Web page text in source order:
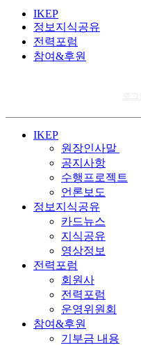
IKEP
정보지식공유
전력포럼
참여&후원
IKEP
원장인사말
공지사항
수행프로젝트
언론보도
정보지식공유
카드뉴스
지식공유
영상정보
전력포럼
회원사
전력포럼
운영위원회
참여&후원
기부금 내용